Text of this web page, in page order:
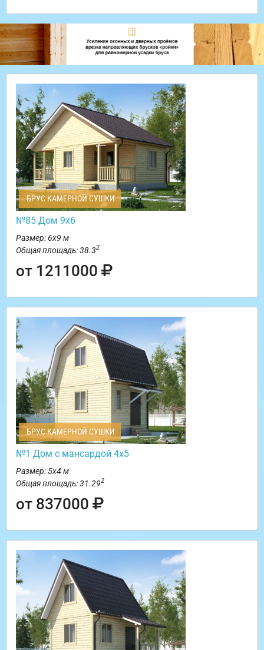
БРУС КАМЕРНОЙ СУШКИ
№85 Дом 9х6
Размер: 6х9 м
Общая площадь: 38.32
от 1211000
БРУС КАМЕРНОЙ СУШКИ
№1 Дом с мансардой 4х5
Размер: 5х4 м
Общая площадь: 31.292
от 837000